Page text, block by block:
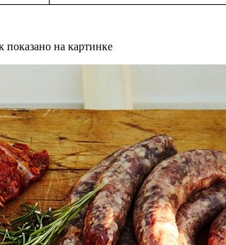
показано на картинке